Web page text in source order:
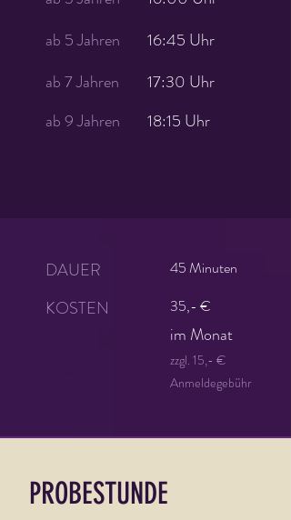
ab 5 Jahren
16:45 Uhr
ab 7 Jahren
17:30 Uhr
ab 9 Jahren
18:15 Uhr
DAUER
KOSTEN
45 Minuten
35,- €
im Monat
zzgl. 15,- €
Anmeldegebühr
PROBESTUNDE